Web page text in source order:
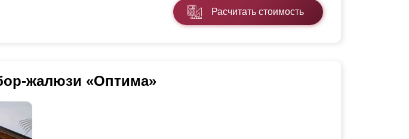
Расчитать стоимость
жалюзи «Оптима»